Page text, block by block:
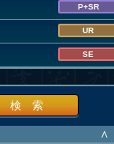
P+SR
UR
SE
検 索
∧